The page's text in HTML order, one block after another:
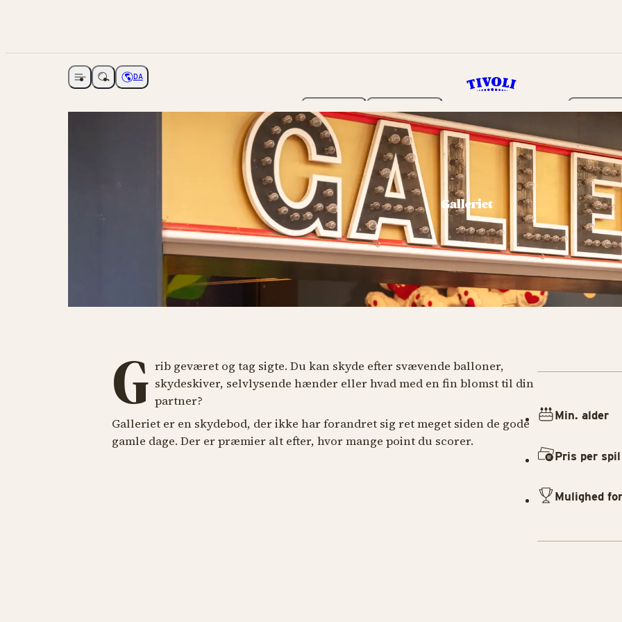
Åbne navigationVælg sprog
DA
Haven Program Billetter
Galleriet
G rib geværet og tag sigte. Du kan skyde efter svævende balloner,
skydeskiver, selvlysende hænder eller hvad med en fin blomst til din
partner?
Galleriet er en skydebod, der ikke har forandret sig ret meget siden de gode
gamle dage. Der er præmier alt efter, hvor mange point du scorer.
Min. alder
Pris per spil
Mulighed